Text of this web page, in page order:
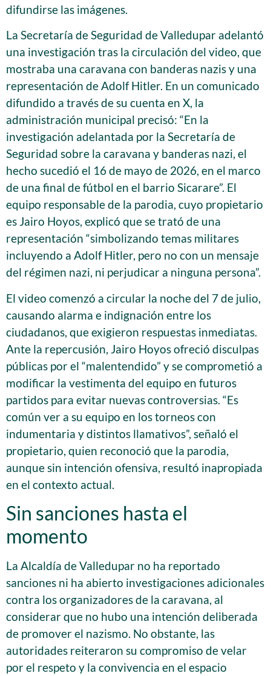
difundirse las imágenes.
La Secretaría de Seguridad de Valledupar adelantó
una investigación tras la circulación del video, que
mostraba una caravana con banderas nazis y una
representación de Adolf Hitler. En un comunicado
difundido a través de su cuenta en X, la
administración municipal precisó: “En la
investigación adelantada por la Secretaría de
Seguridad sobre la caravana y banderas nazi, el
hecho sucedió el 16 de mayo de 2026, en el marco
de una final de fútbol en el barrio Sicarare”. El
equipo responsable de la parodia, cuyo propietario
es Jairo Hoyos, explicó que se trató de una
representación “simbolizando temas militares
incluyendo a Adolf Hitler, pero no con un mensaje
del régimen nazi, ni perjudicar a ninguna persona”.
El video comenzó a circular la noche del 7 de julio,
causando alarma e indignación entre los
ciudadanos, que exigieron respuestas inmediatas.
Ante la repercusión, Jairo Hoyos ofreció disculpas
públicas por el “malentendido” y se comprometió a
modificar la vestimenta del equipo en futuros
partidos para evitar nuevas controversias. “Es
común ver a su equipo en los torneos con
indumentaria y distintos llamativos”, señaló el
propietario, quien reconoció que la parodia,
aunque sin intención ofensiva, resultó inapropiada
en el contexto actual.
Sin sanciones hasta el
momento
La Alcaldía de Valledupar no ha reportado
sanciones ni ha abierto investigaciones adicionales
contra los organizadores de la caravana, al
considerar que no hubo una intención deliberada
de promover el nazismo. No obstante, las
autoridades reiteraron su compromiso de velar
por el respeto y la convivencia en el espacio